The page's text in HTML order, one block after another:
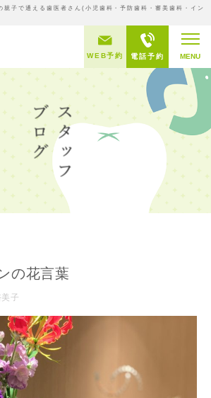
親子で通える歯医者さん(小児歯科・予防歯科・審美歯科・イン
MENU
電話予約
WEB予約
の花言葉
子